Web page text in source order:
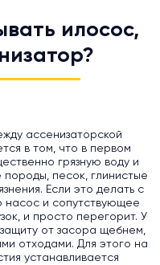
илосос,
ассенизаторской
в том, что в первом
грязную воду и
песок, глинистые
Если это делать с
насос и сопутствующее
и просто перегорит. У
от засора щебнем,
отходами. Для этого на
устанавливается